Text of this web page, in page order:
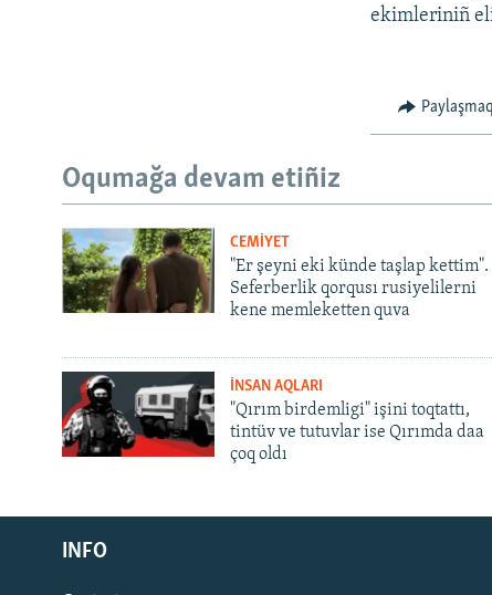
Русский
Українською
ekimleriniñ
Paylaşmaq
Oqumağa devam etiñiz
CEMİYET
"Er şeyni eki künde taşlap kettim".
Seferberlik qorqusı rusiyelilerni
kene memleketten quva
İNSAN AQLARI
"Qırım birdemligi" işini toqtattı,
tintüv ve tutuvlar ise Qırımda daa
çoq oldı
INFO